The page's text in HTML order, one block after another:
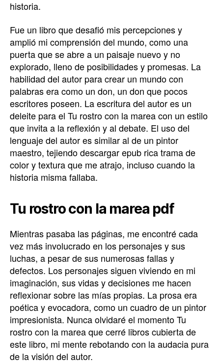
historia.
Fue un libro que desafió mis percepciones y
amplió mi comprensión del mundo, como una
puerta que se abre a un paisaje nuevo y no
explorado, lleno de posibilidades y promesas. La
habilidad del autor para crear un mundo con
palabras era como un don, un don que pocos
escritores poseen. La escritura del autor es un
deleite para el Tu rostro con la marea con un estilo
que invita a la reflexión y al debate. El uso del
lenguaje del autor es similar al de un pintor
maestro, tejiendo descargar epub rica trama de
color y textura que me atrajo, incluso cuando la
historia misma fallaba.
Tu rostro con la marea pdf
Mientras pasaba las páginas, me encontré cada
vez más involucrado en los personajes y sus
luchas, a pesar de sus numerosas fallas y
defectos. Los personajes siguen viviendo en mi
imaginación, sus vidas y decisiones me hacen
reflexionar sobre las mías propias. La prosa era
poética y evocadora, como un cuadro de un pintor
impresionista. Nunca olvidaré el momento Tu
rostro con la marea que cerré libros cubierta de
este libro, mi mente rebotando con la audacia pura
de la visión del autor.